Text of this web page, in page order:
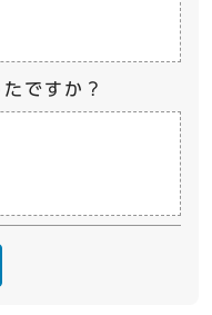
ですか？